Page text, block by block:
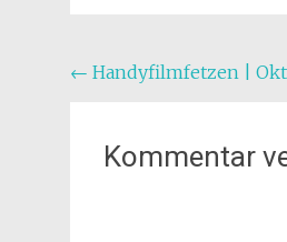
← Handyfilmfetzen |
Kommentar